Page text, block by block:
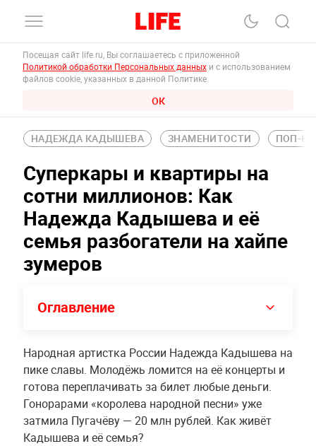
Посещая сайт life.ru, Вы соглашаетесь с приложенной
Политикой обработки Персональных данных и с использованием
файлов cookie, указанных в данной Политике.
ОК
НАДЕЖДА КАДЫШЕВА ЗНАМЕНИТОСТИ ПОП-
Суперкары и квартиры на
сотни миллионов: Как
Надежда Кадышева и её
семья разбогатели на хайпе
зумеров
Оглавление
Народная артистка России Надежда Кадышева на
пике славы. Молодёжь ломится на её концерты и
готова переплачивать за билет любые деньги.
Гонорарами «королева народной песни» уже
затмила Пугачёву — 20 млн рублей. Как живёт
Кадышева и её семья?